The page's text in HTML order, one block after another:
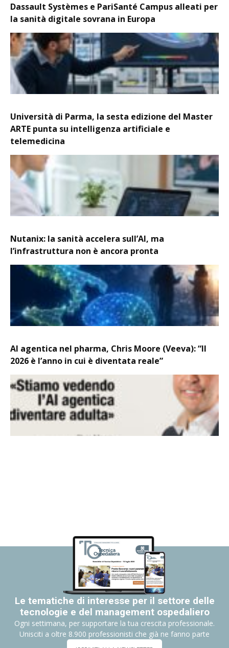
Dassault Systèmes e PariSanté Campus alleati per
la sanità digitale sovrana in Europa
Università di Parma, la sesta edizione del Master
ARTE punta su intelligenza artificiale e
telemedicina
Nutanix: la sanità accelera sull’AI, ma
l’infrastruttura non è ancora pronta
AI agentica nel pharma, Chris Moore (Veeva): “Il
2026 è l’anno in cui è diventata reale”
Le tematiche di interesse per il settore delle
tecnologie e del management ospedaliero
Ogni settimana, per supportare la tua crescita professionale.
Unisciti a oltre 8.900 professionisti che già ne fanno parte